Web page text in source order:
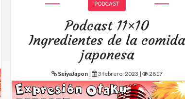
PODCAST
Podcast 11×10
Ingredientes de la comida
japonesa
SeiyaJapon| 3 febrero, 2023 | 2817